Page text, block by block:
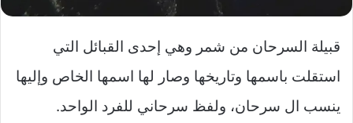
قبيلة السرحان من شمر وهي إحدى القبائل التي
استقلت باسمها وتاريخها وصار لها اسمها الخاص وإليها
ينسب ال سرحان، ولفظ سرحاني للفرد الواحد.